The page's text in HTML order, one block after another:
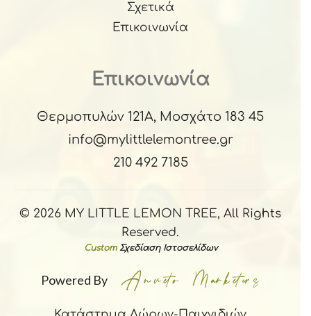
Σχετικά
Επικοινωνία
Επικοινωνία
Θερμοπυλών 121Α, Μοσχάτο 183 45
info@mylittlelemontree.gr
210 492 7185
© 2026 MY LITTLE LEMON TREE, All Rights
Reserved.
Custom Σχεδίαση Ιστοσελίδων
Powered By